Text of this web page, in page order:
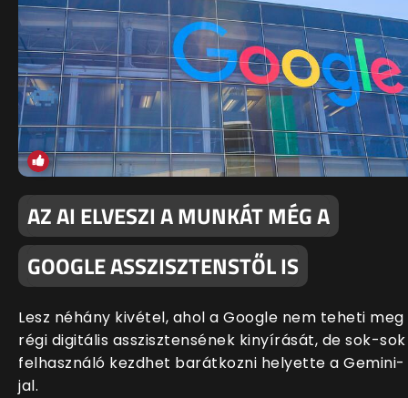
AZ AI ELVESZI A MUNKÁT MÉG A
GOOGLE ASSZISZTENSTŐL IS
Lesz néhány kivétel, ahol a Google nem teheti meg
régi digitális asszisztensének kinyírását, de sok-sok
felhasználó kezdhet barátkozni helyette a Gemini-
jal.